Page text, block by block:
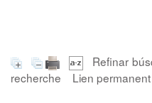
Refinar
recherche
Lien